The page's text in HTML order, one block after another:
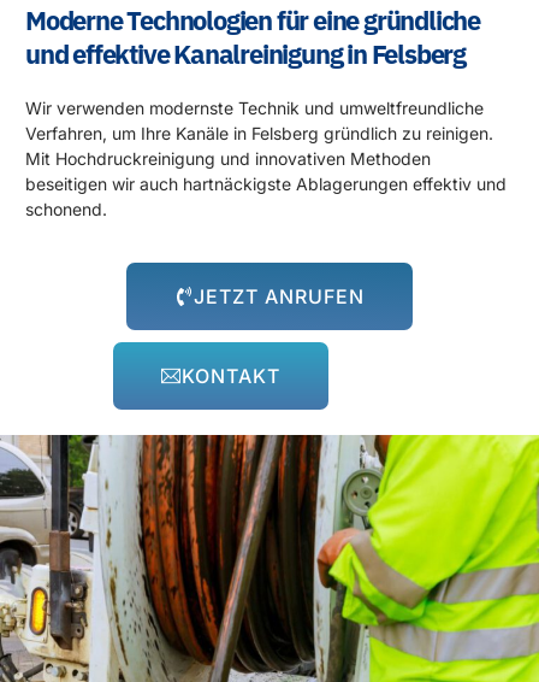
Moderne Technologien für eine gründliche
und effektive Kanalreinigung in Felsberg
Wir verwenden modernste Technik und umweltfreundliche
Verfahren, um Ihre Kanäle in Felsberg gründlich zu reinigen.
Mit Hochdruckreinigung und innovativen Methoden
beseitigen wir auch hartnäckigste Ablagerungen effektiv und
schonend.
JETZT ANRUFEN
KONTAKT